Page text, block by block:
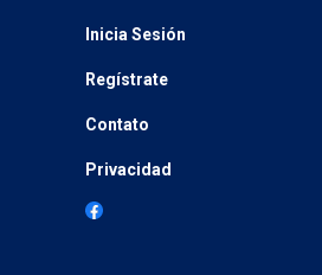
Inicia Sesión
Regístrate
Contato
Privacidad